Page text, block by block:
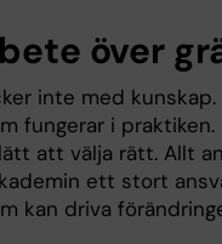
över
inte med
fungerar i
att välja rätt. Allt
ett stort
kan driva